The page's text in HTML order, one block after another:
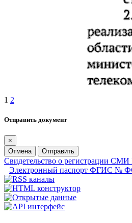
1 2
Отправить документ
×
Отмена
Отправить
Свидетельство о регистрации
Электронный паспорт ФГИС №